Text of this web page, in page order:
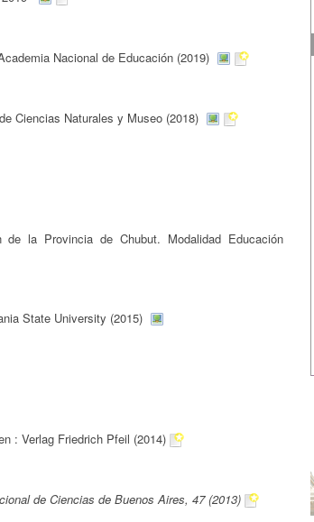
Nacional de Educación (2019)
Ciencias Naturales y Museo (2018)
la Provincia de Chubut. Modalidad Educación
State University (2015)
: Verlag Friedrich Pfeil (2014)
de Ciencias de Buenos Aires, 47 (2013)